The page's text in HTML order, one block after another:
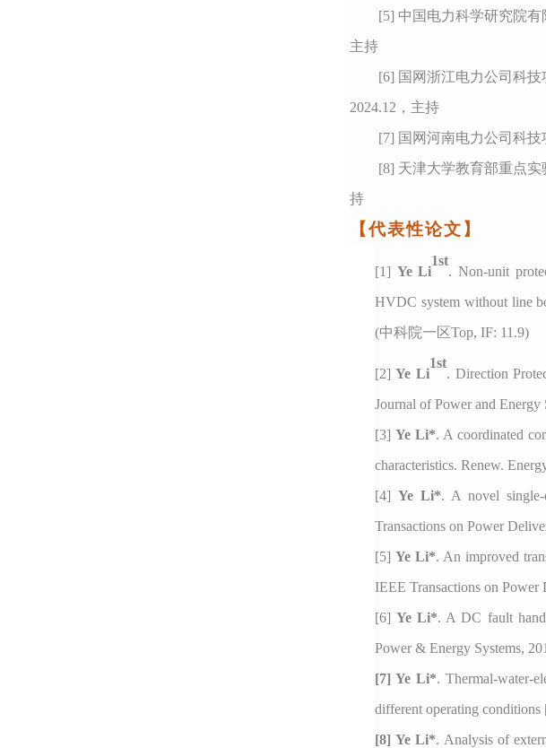
[5] 中国电力科学研究院
主持
[6] 国网浙江电力公司科
2024.12 ，主持
[7] 国网河南电力公司科
[8] 天津大学教育部重点
持
【代表性论文】
[1] Ye Li
1st
.Non-unit
HVDC system without line
(中科院一区Top, IF: 11.9)
[2]Ye Li
1st
. Direction
Journal of Power and
[3] Ye Li*. A coordinated
characteristics. Renew.
[4] Ye Li*. A novel single-
Transactions on Power
[5] Ye Li*. An improved
IEEE Transactions on
[6] Ye Li*. A DC fault
Power & Energy Systems,
[7]Ye Li*. Thermal-water-
different operating
[8]Ye Li*. Analysis of